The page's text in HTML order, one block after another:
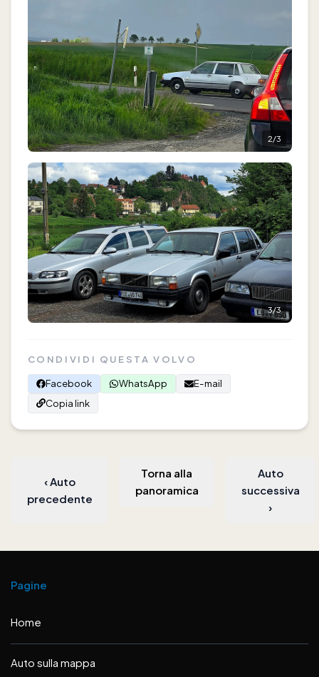
2/3
3/3
CONDIVIDI QUESTA VOLVO
Facebook
WhatsApp
E-mail
Copia link
‹ Auto
precedente
Torna alla
panoramica
Auto
successiva
›
Pagine
Home
Auto sulla mappa